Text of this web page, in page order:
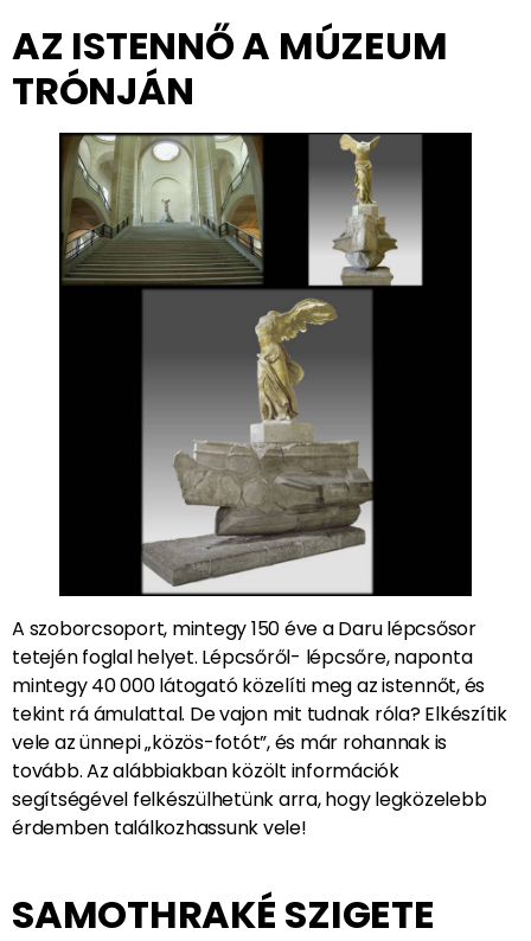
AZ ISTENNŐ A MÚZEUM
TRÓNJÁN
A szoborcsoport, mintegy 150 éve a Daru lépcsősor
tetején foglal helyet. Lépcsőről- lépcsőre, naponta
mintegy 40 000 látogató közelíti meg az istennőt, és
tekint rá ámulattal. De vajon mit tudnak róla? Elkészítik
vele az ünnepi „közös-fotót”, és már rohannak is
tovább. Az alábbiakban közölt információk
segítségével felkészülhetünk arra, hogy legközelebb
érdemben találkozhassunk vele!
SAMOTHRAKÉ SZIGETE